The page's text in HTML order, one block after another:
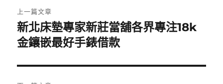
章
導
覽
上一篇文章
上
一
文
章:
新北床墊專家新莊當舖各界專注18k
金鑲嵌最好手錶借款